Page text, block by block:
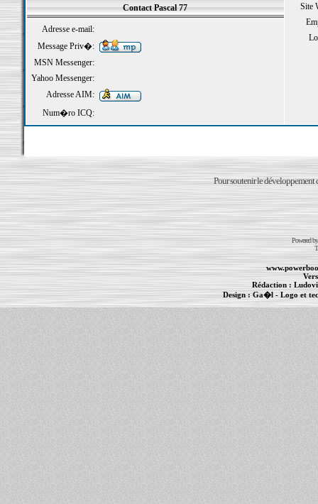
Site
Contact Pascal 77
Adresse e-mail:
Message Priv�:
MSN Messenger:
Yahoo Messenger:
Adresse AIM:
Num�ro ICQ:
Pour soutenir le développement
Powered
Rédaction :
Design : Ga�l- Logo et